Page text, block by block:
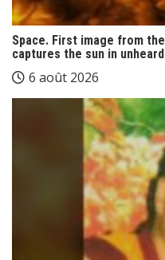
Space. First image from
captures the sun in
6 août 2026